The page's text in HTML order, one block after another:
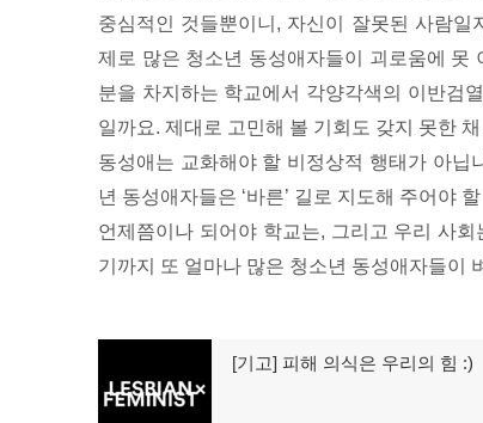
중심적인 것들뿐이니, 자신이 잘못된 사람
제로 많은 청소년 동성애자들이 괴로움에 못
분을 차지하는 학교에서 각양각색의 이반검
일까요. 제대로 고민해 볼 기회도 갖지 못한
동성애는 교화해야 할 비정상적 행태가 아닙
년 동성애자들은 ‘바른’ 길로 지도해 주어야
언제쯤이나 되어야 학교는, 그리고 우리 사
기까지 또 얼마나 많은 청소년 동성애자들이
탐전
[기고] 피해 의식은 우리의 힘 :)